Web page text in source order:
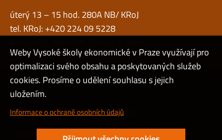
úterý 13 – 15 hod. 280A NB/ KRoJ
tel. KRoJ: +420 224 09 5228
Admin
Cookies a ochrana osobních údajů
Přístupnost webu
Weby Vysoké školy ekonomické v Praze využívají pro
optimalizaci svého obsahu a poskytovaných služeb
cookies. Prosíme o udělení souhlasu s jejich
uložením.
Informace o ochraně osobních údajů